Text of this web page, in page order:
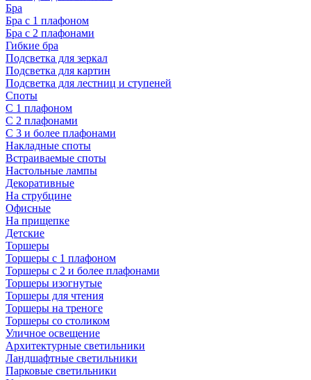
Бра
Бра с 1 плафоном
Бра с 2 плафонами
Гибкие бра
Подсветка для зеркал
Подсветка для картин
Подсветка для лестниц и ступеней
Споты
С 1 плафоном
С 2 плафонами
С 3 и более плафонами
Накладные споты
Встраиваемые споты
Настольные лампы
Декоративные
На струбцине
Офисные
На прищепке
Детские
Торшеры
Торшеры с 1 плафоном
Торшеры с 2 и более плафонами
Торшеры изогнутые
Торшеры для чтения
Торшеры на треноге
Торшеры со столиком
Уличное освещение
Архитектурные светильники
Ландшафтные светильники
Парковые светильники